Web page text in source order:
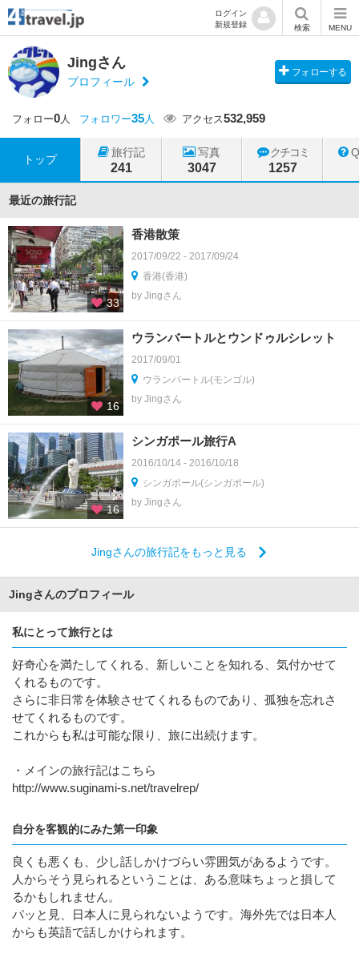
ログイン
新規登録
検索 MENU
Jingさん
プロフィール
フォローする
フォロー0人 フォロワー35人 アクセス532,959
トップ
旅行記
241
写真
3047
クチコミ
1257
最近の旅行記
33
香港散策
2017/09/22 - 2017/09/24
香港(香港)
by Jingさん
16
ウランバートルとウンドゥルシレット
2017/09/01
ウランバートル(モンゴル)
by Jingさん
16
シンガポール旅行A
2016/10/14 - 2016/10/18
シンガポール(シンガポール)
by Jingさん
Jingさんの旅行記をもっと見る
Jingさんのプロフィール
私にとって旅行とは
好奇心を満たしてくれる、新しいことを知れる、気付かせて
くれるものです。
さらに非日常を体験させてくれるものであり、孤独を忘れさ
せてくれるものです。
これからも私は可能な限り、旅に出続けます。
・メインの旅行記はこちら
http://www.suginami-s.net/travelrep/
自分を客観的にみた第一印象
良くも悪くも、少し話しかけづらい雰囲気があるようです。
人からそう見られるということは、ある意味ちょっと損して
るかもしれません。
パッと見、日本人に見られないようです。海外先では日本人
からも英語で話しかけられます。